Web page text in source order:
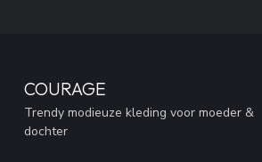
COURAGE
Trendy modieuze kleding voor moeder &
dochter